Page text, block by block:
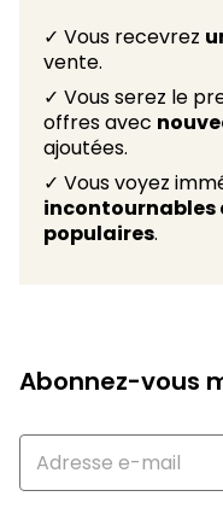
✓ Vous recevrez
vente.
✓ Vous serez le
offres avec
ajoutées.
✓ Vous voyez
incontournables
populaires.
Abonnez-vous